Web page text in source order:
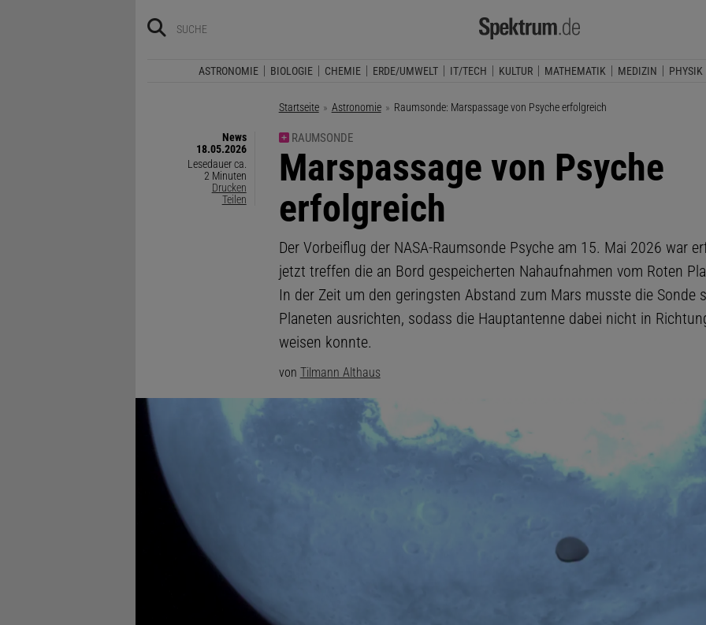
ASTRONOMIE BIOLOGIE CHEMIE ERDE/UMWELT IT/TECH KULTUR MATHEMATIK MEDIZIN PHYSIK
Startseite Astronomie Aktuelle Seite:
Raumsonde: Marspassage von Psyche erfolgreich
News
18.05.2026
Lesedauer ca.
2 Minuten
Drucken
Teilen
RAUMSONDE
:
Marspassage von Psyche
erfolgreich
Der Vorbeiflug der NASA-Raumsonde Psyche am 15. Mai 2026 war
jetzt treffen die an Bord gespeicherten Nahaufnahmen vom Roten
In der Zeit um den geringsten Abstand zum Mars musste die Sonde
Planeten ausrichten, sodass die Hauptantenne dabei nicht in
weisen konnte.
von Tilmann Althaus